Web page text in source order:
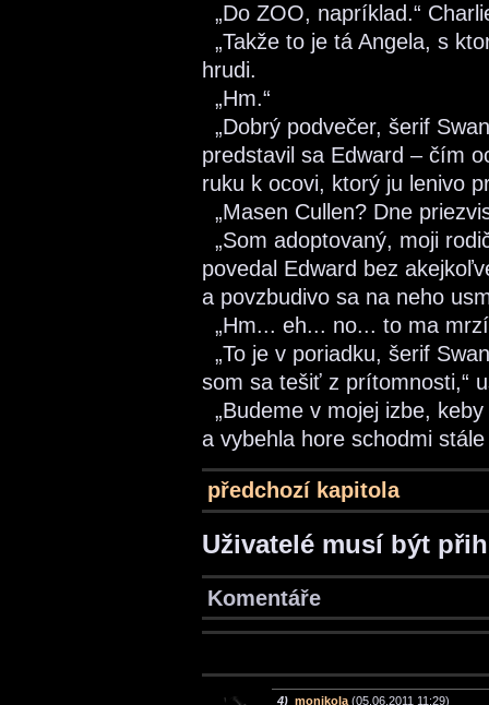
„Do ZOO, napríklad.“
„Takže to je tá Angela, s
hrudi.
„Hm.“
„Dobrý podvečer, šerif
predstavil sa Edward – čím
ruku k ocovi, ktorý ju lenivo
„Masen Cullen? Dne
„Som adoptovaný, moji
povedal Edward bez
a povzbudivo sa na neho
„Hm... eh... no... to ma
„To je v poriadku, šerif
som sa tešiť z prítomnosti,“
„Budeme v mojej izbe,
a vybehla hore schodmi
předchozí kapitola
Uživatelé musí být
Komentáře
4) monikola (05.06.2011 11:29)